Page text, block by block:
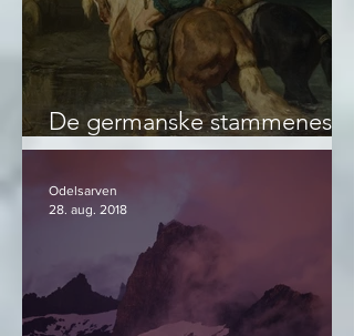
De germanske stammenes
preg på Europa
Odelsarven
28. aug. 2018